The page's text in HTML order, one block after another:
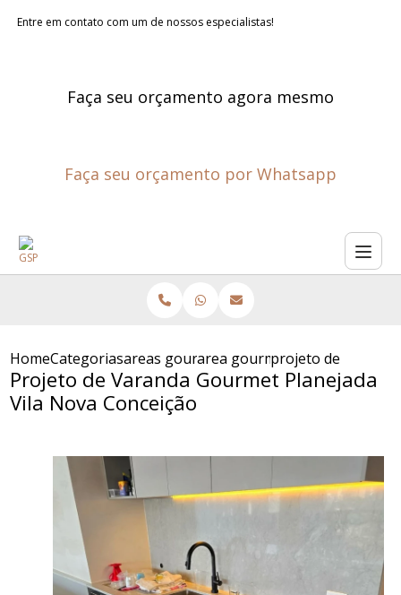
Entre em contato com um de nossos especialistas!
Faça seu orçamento agora mesmo
Faça seu orçamento por Whatsapp
HomeCategoriasareas gourmet planejadas
area gourmet planejada
projeto de
Projeto de Varanda Gourmet Planejada
Vila Nova Conceição